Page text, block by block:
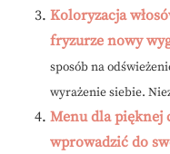
Koloryzacja
fryzurze nowy
sposób na
wyrażenie siebie.
Menu dla pięknej
wprowadzić do